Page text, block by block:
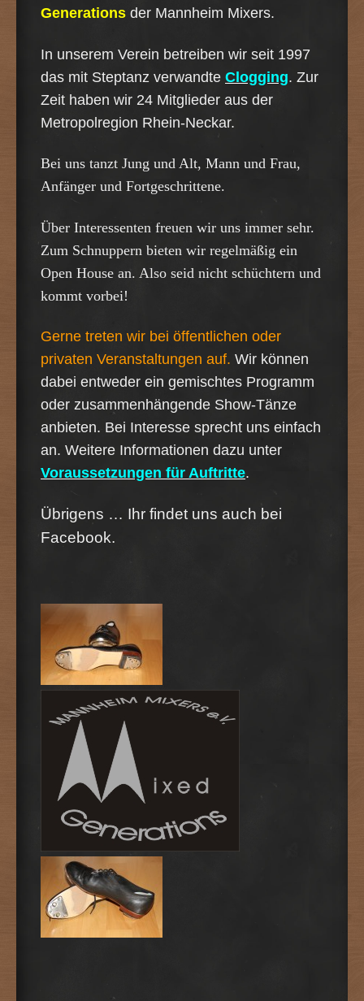
Generations der Mannheim Mixers.
In unserem Verein betreiben wir seit 1997
das mit Steptanz verwandte Clogging. Zur
Zeit haben wir 24 Mitglieder aus der
Metropolregion Rhein-Neckar.
Bei uns tanzt Jung und Alt, Mann und Frau,
Anfänger und Fortgeschrittene.
Über Interessenten freuen wir uns immer sehr.
Zum Schnuppern bieten wir regelmäßig ein
Open House an. Also seid nicht schüchtern und
kommt vorbei!
Gerne treten wir bei öffentlichen oder
privaten Veranstaltungen auf. Wir können
dabei entweder ein gemischtes Programm
oder zusammenhängende Show-Tänze
anbieten. Bei Interesse sprecht uns einfach
an. Weitere Informationen dazu unter
Voraussetzungen für Auftritte.
Übrigens … Ihr findet uns auch bei
Facebook.